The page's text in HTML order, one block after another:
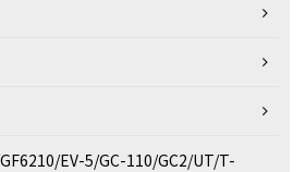
EV-5/GC-110/GC2/UT/T-